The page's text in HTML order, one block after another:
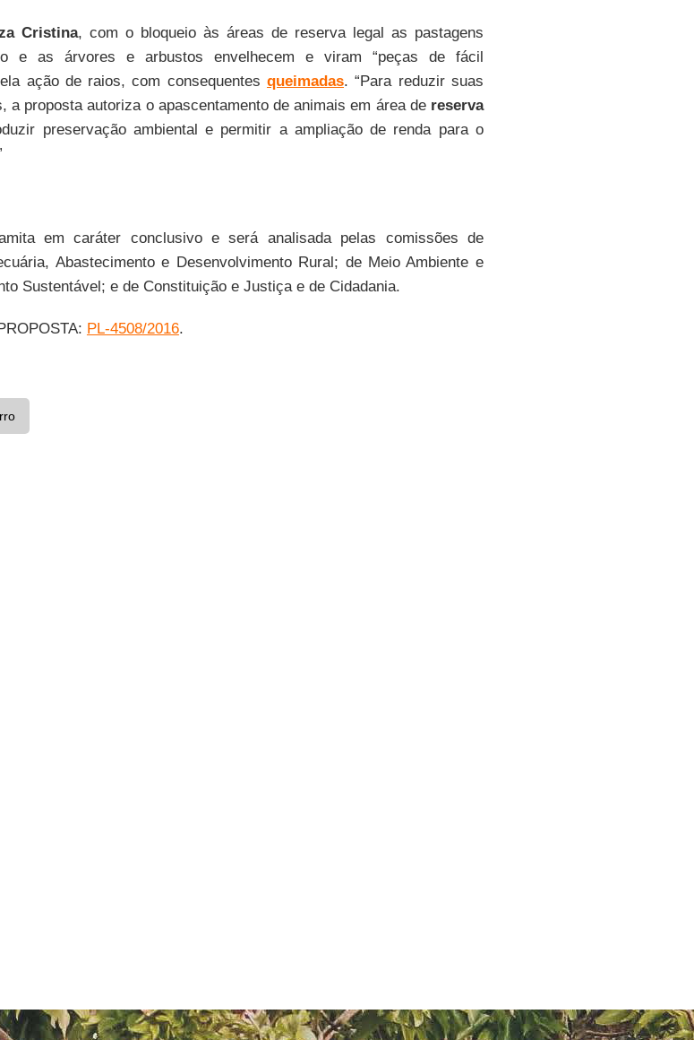
Cristina, com o bloqueio às áreas de reserva legal as pastagens
e as árvores e arbustos envelhecem e viram “peças de fácil
ação de raios, com consequentesqueimadas. “Para reduzir suas
a proposta autoriza o apascentamento de animais em área de reserva
preservação ambiental e permitir a ampliação de renda para o
em caráter conclusivo e será analisada pelas comissões de
Abastecimento e Desenvolvimento Rural; de Meio Ambiente e
Sustentável; e de Constituição e Justiça e de Cidadania.
PL-4508/2016.